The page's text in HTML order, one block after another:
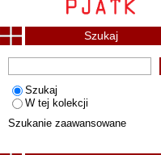
Szukaj
Szukaj
W tej kolekcji
Szukanie zaawansowane